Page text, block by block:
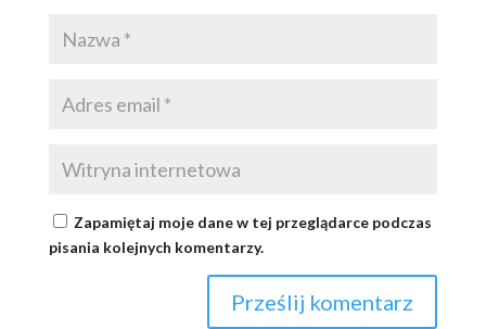
Zapamiętaj moje dane w tej przeglądarce podczas
pisania kolejnych komentarzy.